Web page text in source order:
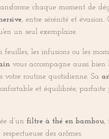
chaque moment de
, entre sérénité et évasion.
un seul exemplaire.
feuilles, les infusions ou les
vous accompagne aussi bien
votre routine quotidienne. Sa
et équilibrée, parfaite
d’un filtre à thé en bambou,
des arômes.